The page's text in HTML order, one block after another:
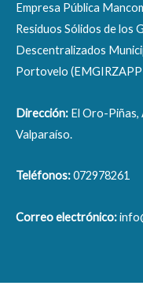
Empresa Pública
Residuos Sólidos de los
Descentralizados
Portovelo
Dirección: El Oro-Piñas,
Valparaíso.
Teléfonos:072978261
Correo electrónico: